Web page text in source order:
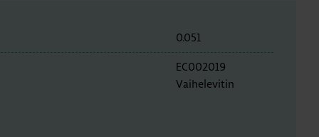
0.051
EC002019
Vaihelevitin